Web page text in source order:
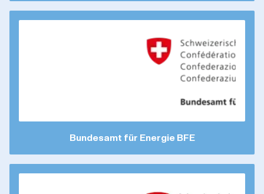
Bundesamt für Energie BFE